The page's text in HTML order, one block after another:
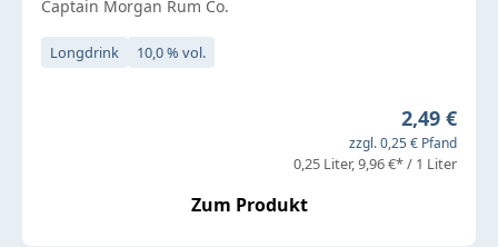
Captain Morgan Rum Co.
Longdrink 10,0 % vol.
Regulärer
2,49 €
zzgl. 0,25 € Pfand
0,25 Liter 9,96 €* / 1 Liter
Zum Produkt